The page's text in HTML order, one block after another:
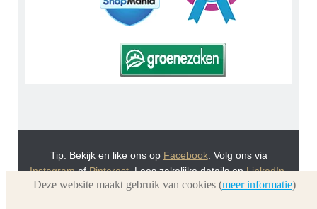
Tip: Bekijk en like ons op Facebook. Volg ons via
InstagramofPinterest. Lees zakelijke details opLinkedIn.
Of bekijk Urnwebshop.nl instructie video's viaYou Tube.
Deze website maakt gebruik van cookies (meer informatie)